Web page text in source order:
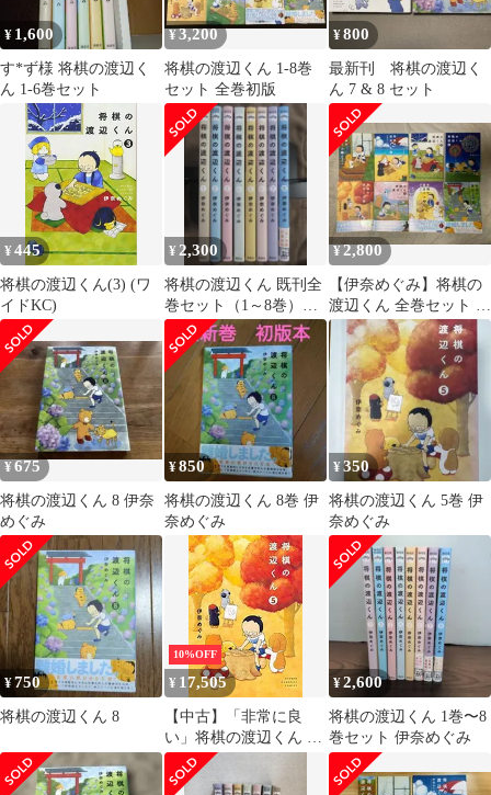
¥ 1,600
す*ず様 将棋の渡辺く
ん 1-6巻セット
¥3,200
将棋の渡辺くん 1-8巻
セット 全巻初版
¥800
最新刊 将棋の渡辺く
ん 7 & 8 セット
¥445
将棋の渡辺くん(3) (ワ
イドKC)
¥ 2,300
将棋の渡辺くん 既刊全
巻セット（1～8巻）◆
伊奈めぐみ
¥2,800
【伊奈めぐみ】将棋の
渡辺くん 全巻セット 1-
8巻
¥675
将棋の渡辺くん 8 伊奈
めぐみ
¥850
将棋の渡辺くん 8巻 伊
奈めぐみ
¥350
将棋の渡辺くん 5巻 伊
奈めぐみ
¥750
将棋の渡辺くん 8
10%OFF
¥ 17,505
【中古】「非常に良
い」将棋の渡辺くん コ
ミック 1-5巻セット
¥2,600
将棋の渡辺くん 1巻〜8
巻セット 伊奈めぐみ